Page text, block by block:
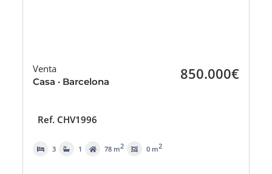
Venta
Casa · Barcelona 850.000€
Ref. CHV1996
3 1 78 m2 0 m2